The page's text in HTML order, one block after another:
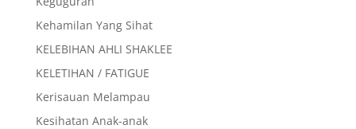
Kehamilan Yang Sihat
KELEBIHAN AHLI SHAKLEE
KELETIHAN / FATIGUE
Kerisauan Melampau
Kesihatan Anak-anak